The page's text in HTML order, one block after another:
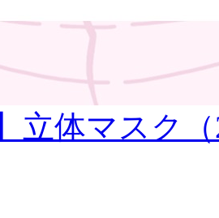
立体マスク